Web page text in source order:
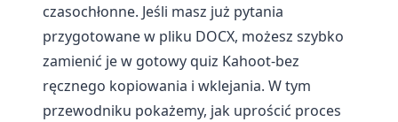
czasochłonne. Jeśli masz już pytania
przygotowane w pliku DOCX, możesz szybko
zamienić je w gotowy quiz Kahoot-bez
ręcznego kopiowania i wklejania. W tym
przewodniku pokażemy, jak uprościć proces